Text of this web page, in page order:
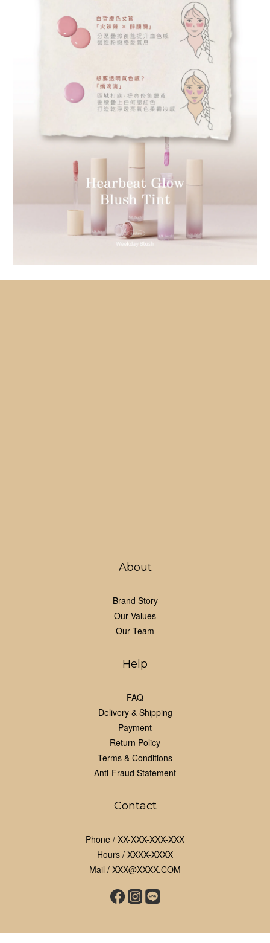
About
Brand Story
Our Values
Our Team
Help
FAQ
Delivery & Shipping
Payment
Return Policy
Terms & Conditions
Anti-Fraud Statement
Contact
Phone / XX-XXX-XXX-XXX
Hours / XXXX-XXXX
Mail / XXX@XXXX.COM